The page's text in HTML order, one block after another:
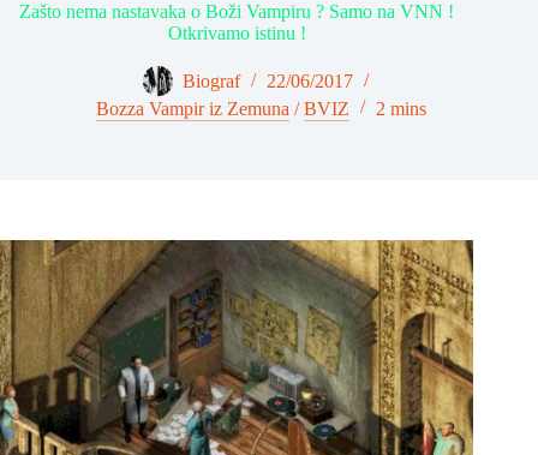
Zašto nema nastavaka o Boži Vampiru ? Samo na VNN !
Otkrivamo istinu !
Biograf
22/06/2017
Bozza Vampir iz Zemuna /BVIZ 2 mins